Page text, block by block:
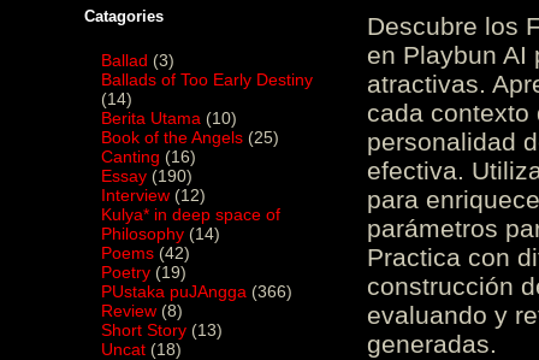
Catagories
Ballad (3)
Ballads of Too Early Destiny
(14)
Berita Utama (10)
Book of the Angels (25)
Canting (16)
Essay (190)
Interview (12)
Kulya* in deep space of
Philosophy (14)
Poems (42)
Poetry (19)
PUstaka puJAngga (366)
Review (8)
Short Story (13)
Uncat (18)
Descubre los
en Playbun AI
atractivas.
cada contexto
personalidad
efectiva.
para
parámetros
Practica con
construcción
evaluando y
generadas.